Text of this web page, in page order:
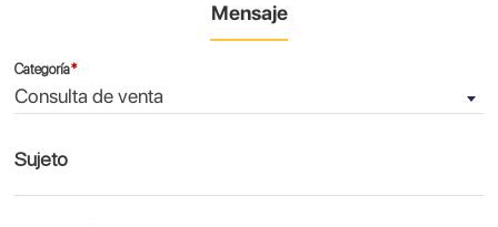
Mensaje
Categoría*
Consulta de venta
Sujeto